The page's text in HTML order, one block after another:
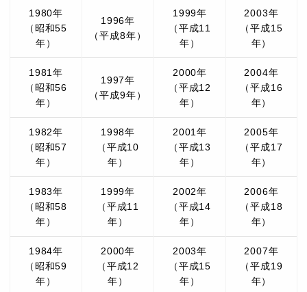
1980年
（昭和55
年）
1996年
（平成8年）
1999年
（平成11
年）
2003年
（平成15
年）
1981年
（昭和56
年）
1997年
（平成9年）
2000年
（平成12
年）
2004年
（平成16
年）
1982年
（昭和57
年）
1998年
（平成10
年）
2001年
（平成13
年）
2005年
（平成17
年）
1983年
（昭和58
年）
1999年
（平成11
年）
2002年
（平成14
年）
2006年
（平成18
年）
1984年
（昭和59
年）
2000年
（平成12
年）
2003年
（平成15
年）
2007年
（平成19
年）